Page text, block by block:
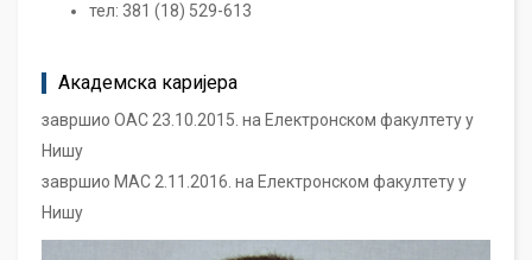
тел: 381 (18) 529-613
Академска каријера
завршио ОАС 23.10.2015. на Електронском факултету у
Нишу
завршио МАС 2.11.2016. на Електронском факултету у
Нишу